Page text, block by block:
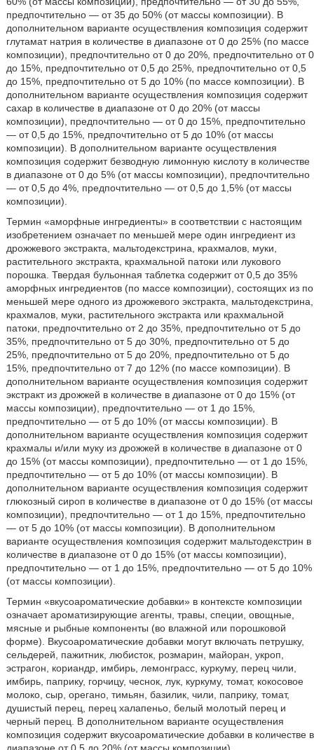
предпочтительно — от 35 до 50% (от массы композиции). В
дополнительном варианте осуществления композиция содержит
глутамат натрия в количестве в диапазоне от 0 до 25% (по массе
композиции), предпочтительно от 0 до 20%, предпочтительно от 0
до 15%, предпочтительно от 0,5 до 25%, предпочтительно от 0,5
до 15%, предпочтительно от 5 до 10% (по массе композиции). В
дополнительном варианте осуществления композиция содержит
сахар в количестве в диапазоне от 0 до 20% (от массы
композиции), предпочтительно — от 0 до 15%, предпочтительно
— от 0,5 до 15%, предпочтительно от 5 до 10% (от массы
композиции). В дополнительном варианте осуществления
композиция содержит безводную лимонную кислоту в количестве
в диапазоне от 0 до 5% (от массы композиции), предпочтительно
— от 0,5 до 4%, предпочтительно — от 0,5 до 1,5% (от массы
композиции).
Термин «аморфные ингредиенты» в соответствии с настоящим
изобретением означает по меньшей мере один ингредиент из
дрожжевого экстракта, мальтодекстрина, крахмалов, муки,
растительного экстракта, крахмальной патоки или лукового
порошка. Твердая бульонная таблетка содержит от 0,5 до 35%
аморфных ингредиентов (по массе композиции), состоящих из по
меньшей мере одного из дрожжевого экстракта, мальтодекстрина,
крахмалов, муки, растительного экстракта или крахмальной
патоки, предпочтительно от 2 до 35%, предпочтительно от 5 до
35%, предпочтительно от 5 до 30%, предпочтительно от 5 до
25%, предпочтительно от 5 до 20%, предпочтительно от 5 до
15%, предпочтительно от 7 до 12% (по массе композиции). В
дополнительном варианте осуществления композиция содержит
экстракт из дрожжей в количестве в диапазоне от 0 до 15% (от
массы композиции), предпочтительно — от 1 до 15%,
предпочтительно — от 5 до 10% (от массы композиции). В
дополнительном варианте осуществления композиция содержит
крахмалы и/или муку из дрожжей в количестве в диапазоне от 0
до 15% (от массы композиции), предпочтительно — от 1 до 15%,
предпочтительно — от 5 до 10% (от массы композиции). В
дополнительном варианте осуществления композиция содержит
глюкозный сироп в количестве в диапазоне от 0 до 15% (от массы
композиции), предпочтительно — от 1 до 15%, предпочтительно
— от 5 до 10% (от массы композиции). В дополнительном
варианте осуществления композиция содержит мальтодекстрин в
количестве в диапазоне от 0 до 15% (от массы композиции),
предпочтительно — от 1 до 15%, предпочтительно — от 5 до 10%
(от массы композиции).
Термин «вкусоароматические добавки» в контексте композиции
означает ароматизирующие агенты, травы, специи, овощные,
мясные и рыбные компоненты (во влажной или порошковой
форме). Вкусоароматические добавки могут включать петрушку,
сельдерей, пажитник, любисток, розмарин, майоран, укроп,
эстрагон, кориандр, имбирь, лемонграсс, куркуму, перец чили,
имбирь, паприку, горчицу, чеснок, лук, куркуму, томат, кокосовое
молоко, сыр, орегано, тимьян, базилик, чили, паприку, томат,
душистый перец, перец халапеньо, белый молотый перец и
черный перец. В дополнительном варианте осуществления
композиция содержит вкусоароматические добавки в количестве в